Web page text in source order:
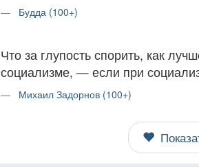
Будда (100+)
Что за глупость спорить, как
социализме, — если при
Михаил Задорнов (100+)